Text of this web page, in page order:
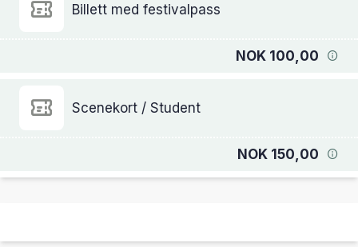
Billett med festivalpass
NOK 100,00
Scenekort / Student
NOK 150,00